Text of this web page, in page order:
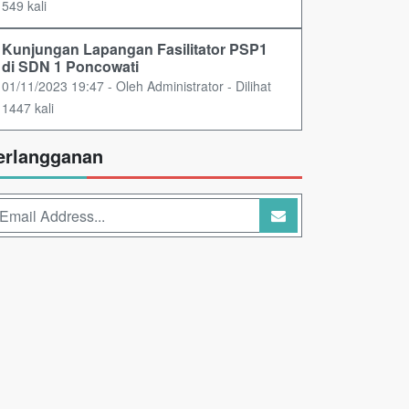
549 kali
Kunjungan Lapangan Fasilitator PSP1
di SDN 1 Poncowati
01/11/2023 19:47 - Oleh Administrator - Dilihat
1447 kali